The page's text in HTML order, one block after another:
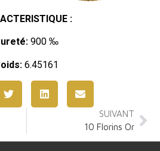
:
900 ‰
6.45161
SUIVANT
10 Florins Or